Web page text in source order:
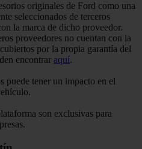
originales de Ford como una
seleccionados de terceros
la marca de dicho proveedor.
proveedores no cuentan con la
por la propia garantía del
encontrar aquí.
puede tener un impacto en el
son exclusivas para